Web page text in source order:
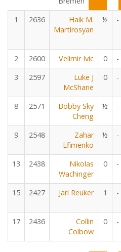
1
2636
Haik M.
Martirosyan
½ -
2 2600 Velimir Ivic 0 -
3
2597
Luke J
McShane
0 -
8 2571
Bobby Sky
Cheng
½ -
9 2548
Zahar
Efimenko
½ -
13 2438
Nikolas
Wachinger
0 -
15 2427 Jari Reuker 1 -
17 2436
Collin
Colbow
0 -